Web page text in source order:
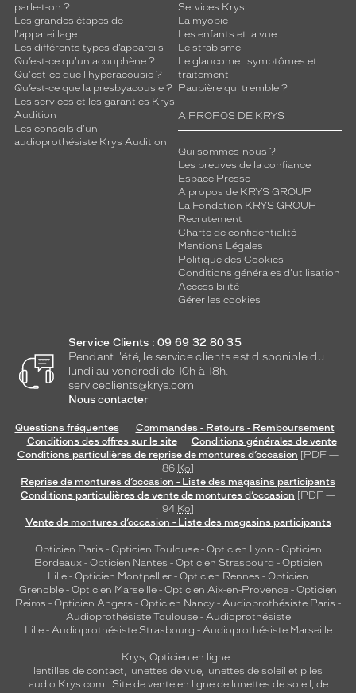
parle-t-on ?
Les grandes étapes de
l'appareillage
Les différents types d’appareils
Qu’est-ce qu'un acouphène ?
Qu'est-ce que l'hyperacousie ?
Qu’est-ce que la presbyacousie ?
Les services et les garanties Krys
Audition
Les conseils d'un
audioprothésiste Krys Audition
Services Krys
La myopie
Les enfants et la vue
Le strabisme
Le glaucome : symptômes et
traitement
Paupière qui tremble ?
A PROPOS DE KRYS
Qui sommes-nous ?
Les preuves de la confiance
Espace Presse
A propos de KRYS GROUP
La Fondation KRYS GROUP
Recrutement
Charte de confidentialité
Mentions Légales
Politique des Cookies
Conditions générales d'utilisation
Accessibilité
Gérer les cookies
Service Clients : 09 69 32 80 35
Pendant l'été, le service clients est disponible du
lundi au vendredi de 10h à 18h.
serviceclients@krys.com
Nous contacter
Questions fréquentes
Commandes - Retours - Remboursement
Conditions des offres sur le site
Conditions générales de vente
Conditions particulières de reprise de montures d’occasion [PDF —
86 Ko]
Reprise de montures d’occasion - Liste des magasins participants
Conditions particulières de vente de montures d’occasion [PDF —
94 Ko]
Vente de montures d’occasion - Liste des magasins participants
Opticien Paris - Opticien Toulouse- Opticien Lyon - Opticien
Bordeaux- Opticien Nantes - Opticien Strasbourg - Opticien
Lille - Opticien Montpellier - Opticien Rennes - Opticien
Grenoble - Opticien Marseille - Opticien Aix-en-Provence - Opticien
Reims - Opticien Angers - Opticien Nancy - Audioprothésiste Paris -
Audioprothésiste Toulouse- Audioprothésiste
Lille- Audioprothésiste Strasbourg - Audioprothésiste Marseille
Krys, Opticien en ligne :
lentilles de contact, lunettes de vue, lunettes de soleil et piles
audio Krys.com : Site de vente en ligne de lunettes de soleil, de